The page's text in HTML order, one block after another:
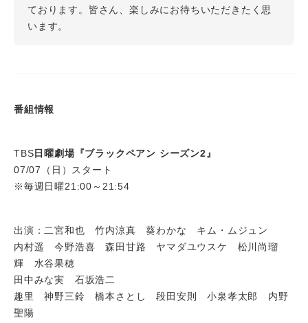
ております。皆さん、楽しみにお待ちいただきたく思
います。
番組情報
TBS日曜劇場『ブラックペアン シーズン2』
07/07（日）スタート
※毎週日曜21:00～21:54
出演：二宮和也 竹内涼真 葵わかな キム・ムジュン
内村遥 今野浩喜 森田甘路 ヤマダユウスケ 松川尚瑠
輝 水谷果穂
田中みな実 石坂浩二
趣里 神野三鈴 橋本さとし 段田安則 小泉孝太郎 内野
聖陽